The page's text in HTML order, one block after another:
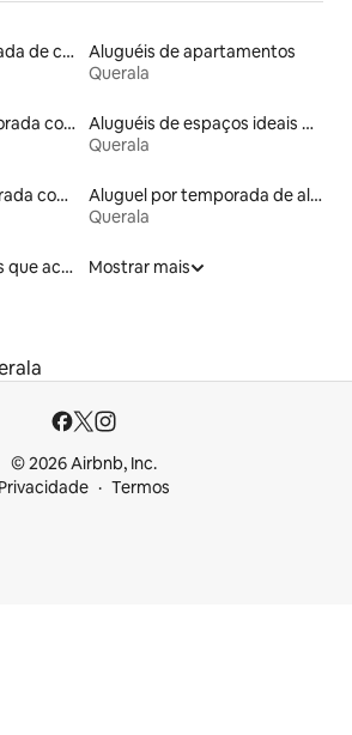
Aluguel por temporada de casas de veraneio
Aluguéis de apartamentos
Querala
Locações por temporada com piscina
Aluguéis de espaços ideais para famílias
Querala
Aluguéis por temporada com café da manhã
Aluguel por temporada de alojamentos ecológicos
Querala
Aluguéis de espaços que aceitam animais de estimação
Mostrar mais
© 2026 Airbnb, Inc.
Privacidade
Termos